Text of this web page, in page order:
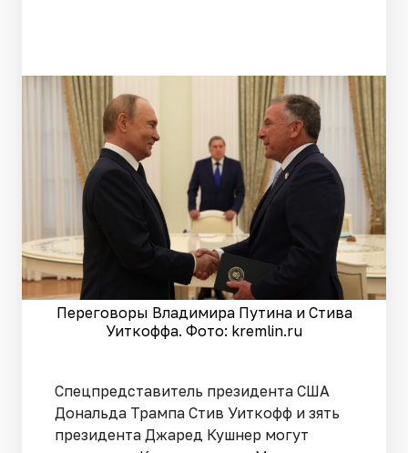
Переговоры Владимира Путина и Стива
Уиткоффа. Фото: kremlin.ru
Спецпредставитель президента США
Дональда Трампа Стив Уиткофф и зять
президента Джаред Кушнер могут